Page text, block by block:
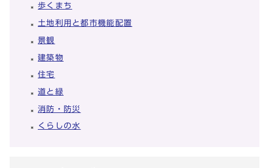
歩くまち
土地利用と都市機能配置
景観
建築物
住宅
道と緑
消防・防災
くらしの水